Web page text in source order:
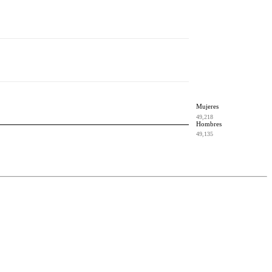
Mujeres
49,218
Hombres
49,135